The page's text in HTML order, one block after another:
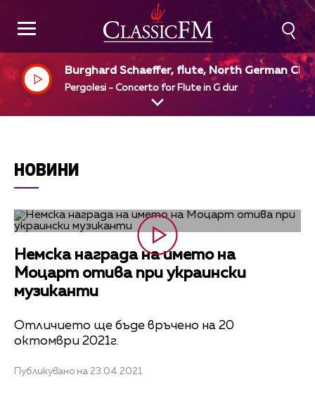
Burghard Schaeffer, flute, North German
ber Orchestra, Mathieu Lange, dir
Pergolesi - Concerto for Flute in G dur
НОВИНИ
Немска награда на името на
Моцарт отива при украински
музиканти
Отличието ще бъде връчено на 20
октомври 2021г.
Публикувано на 23.04.2021